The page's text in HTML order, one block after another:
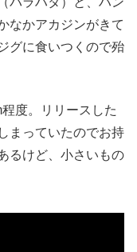
なかアカジンがきて
グに食いつくので殆
度。リリースした
まっていたのでお持
るけど、小さいもの